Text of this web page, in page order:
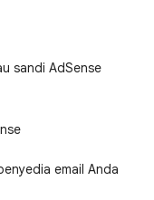
sandi AdSense
email Anda